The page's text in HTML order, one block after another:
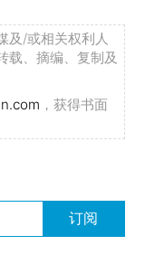
及/或相关权利人
载、摘编、复制及
，获得书面
订阅